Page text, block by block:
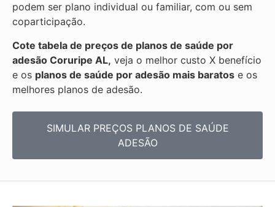
podem ser plano individual ou familiar, com ou sem
coparticipação.
Cote tabela de preços de planos de saúde por
adesão Coruripe AL, veja o melhor custo X benefício
e os planos de saúde por adesão mais baratos e os
melhores planos de adesão.
SIMULAR PREÇOS PLANOS DE SAÚDE
ADESÃO